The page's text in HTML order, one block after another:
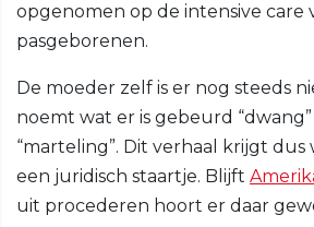
opgenomen op de intensive care
pasgeborenen.
De moeder zelf is er nog steeds
noemt wat er is gebeurd
“marteling”. Dit verhaal krijgt dus
een juridisch staartje. Blijft
uit procederen hoort er daar